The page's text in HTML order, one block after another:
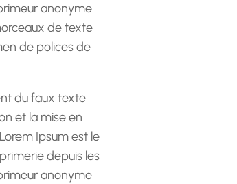
anonyme
de texte
de polices de
du faux texte
et la mise en
Ipsum est le
depuis les
anonyme